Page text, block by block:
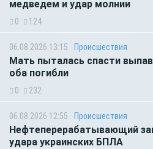
медведем и удар молнии
0 124
06.08.2026 13:15 Происшествия
Мать пыталась спасти
оба погибли
0 232
06.08.2026 12:55 Происшествия
Нефтеперерабатывающий
удара украинских БПЛА